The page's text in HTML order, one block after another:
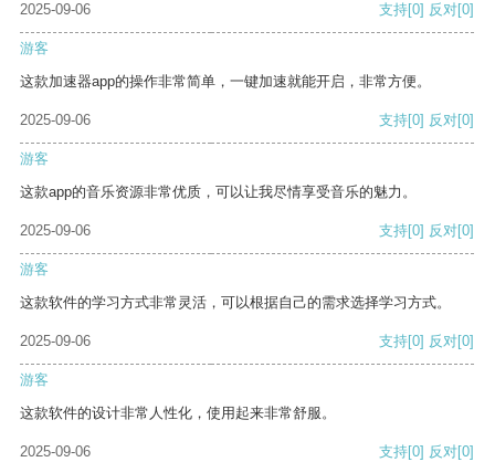
2025-09-06 支持[0] 反对[0]
游客
这款加速器app的操作非常简单，一键加速就能开启，非常方便。
2025-09-06 支持[0] 反对[0]
游客
这款app的音乐资源非常优质，可以让我尽情享受音乐的魅力。
2025-09-06 支持[0] 反对[0]
游客
这款软件的学习方式非常灵活，可以根据自己的需求选择学习方式。
2025-09-06 支持[0] 反对[0]
游客
这款软件的设计非常人性化，使用起来非常舒服。
2025-09-06 支持[0] 反对[0]